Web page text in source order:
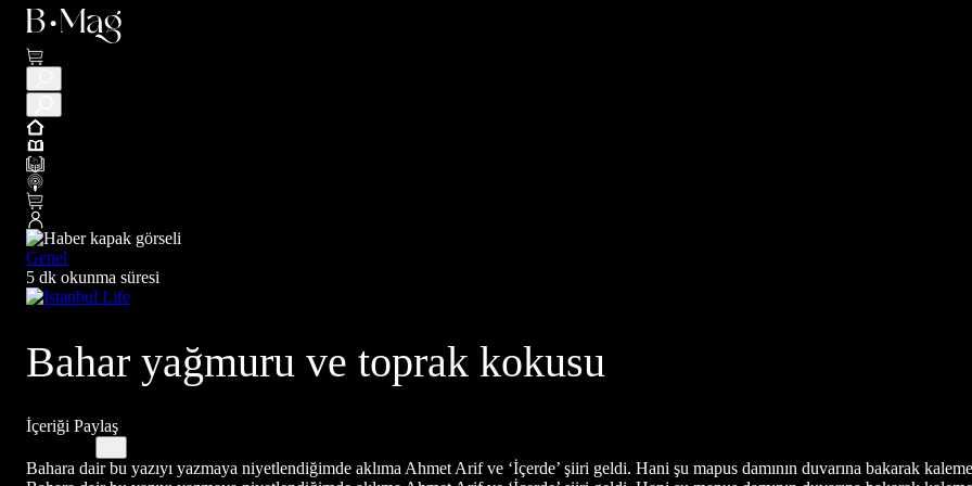
Genel
5 dk okunma süresi
Bahar yağmuru ve toprak kokusu
İçeriği Paylaş
Bahara dair bu yazıyı yazmaya niyetlendiğimde aklıma Ahmet Arif ve ‘İçerde’ şiiri geldi. Hani şu mapus damının duvarına bakarak kaleme